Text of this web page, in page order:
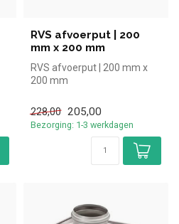
RVS afvoerput | 200
mm x 200 mm
RVS afvoerput | 200 mm x
200 mm
228,00 205,00
Bezorging: 1-3 werkdagen